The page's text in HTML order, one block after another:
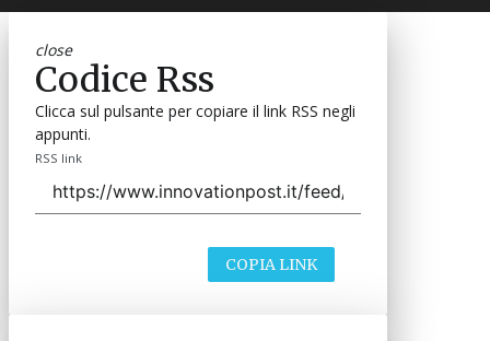
close
Codice Rss
Clicca sul pulsante per copiare il link RSS negli
appunti.
RSS link
COPIA LINK